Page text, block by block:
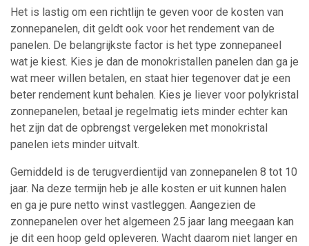
Het is lastig om een richtlijn te geven voor de kosten van
zonnepanelen, dit geldt ook voor het rendement van de
panelen. De belangrijkste factor is het type zonnepaneel
wat je kiest. Kies je dan de monokristallen panelen dan ga je
wat meer willen betalen, en staat hier tegenover dat je een
beter rendement kunt behalen. Kies je liever voor polykristal
zonnepanelen, betaal je regelmatig iets minder echter kan
het zijn dat de opbrengst vergeleken met monokristal
panelen iets minder uitvalt.
Gemiddeld is de terugverdientijd van zonnepanelen 8 tot 10
jaar. Na deze termijn heb je alle kosten er uit kunnen halen
en ga je pure netto winst vastleggen. Aangezien de
zonnepanelen over het algemeen 25 jaar lang meegaan kan
je dit een hoop geld opleveren. Wacht daarom niet langer en